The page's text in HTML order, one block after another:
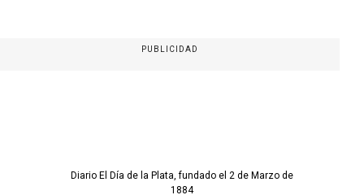
PUBLICIDAD
Diario El Día de la Plata, fundado el 2 de Marzo de
1884